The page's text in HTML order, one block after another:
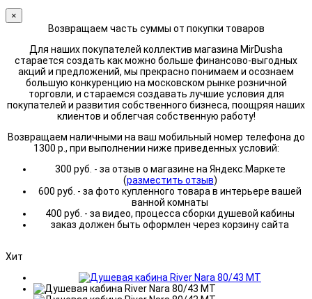
×
Возвращаем часть суммы от покупки товаров
Для наших покупателей коллектив магазина MirDusha
старается создать как можно больше финансово-выгодных
акций и предложений, мы прекрасно понимаем и осознаем
большую конкуренцию на московском рынке розничной
торговли, и стараемся создавать лучшие условия для
покупателей и развития собственного бизнеса, поощряя наших
клиентов и облегчая собственную работу!
Возвращаем наличными на ваш мобильный номер телефона до
1300 р., при выполнении ниже приведенных условий:
300 руб. - за отзыв о магазине на Яндекс.Маркете
(разместить отзыв)
600 руб. - за фото купленного товара в интерьере вашей
ванной комнаты
400 руб. - за видео, процесса сборки душевой кабины
заказ должен быть оформлен через корзину сайта
Хит